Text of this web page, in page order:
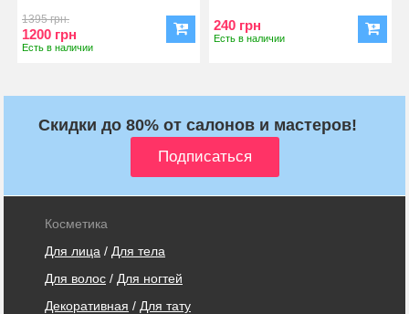
1395 грн.
1200 грн
Есть в наличии
240 грн
Есть в наличии
Скидки до 80% от салонов и мастеров!
Косметика
Для лица / Для тела
Для волос / Для ногтей
Декоративная / Для тату